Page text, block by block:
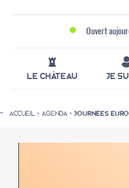
Ouvert
LE CHÂTEAU JE
d'Ariane
ACCUEIL AGENDA JOURNÉES